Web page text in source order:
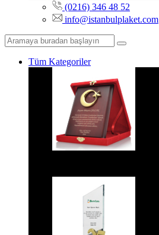
(0216) 346 48 52
info@istanbulplaket.com
Tüm Kategoriler